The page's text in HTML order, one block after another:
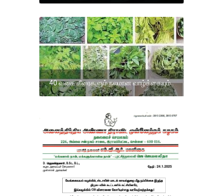
40 வகை கீரைகளும் நலமான வாழ்க்கையும்..